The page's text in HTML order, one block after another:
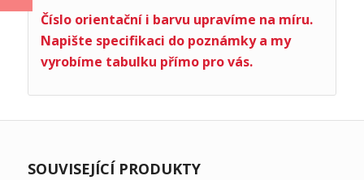
Číslo orientační i barvu upravíme na míru.
Napište specifikaci do poznámky a my
vyrobíme tabulku přímo pro vás.
SOUVISEJÍCÍ PRODUKTY